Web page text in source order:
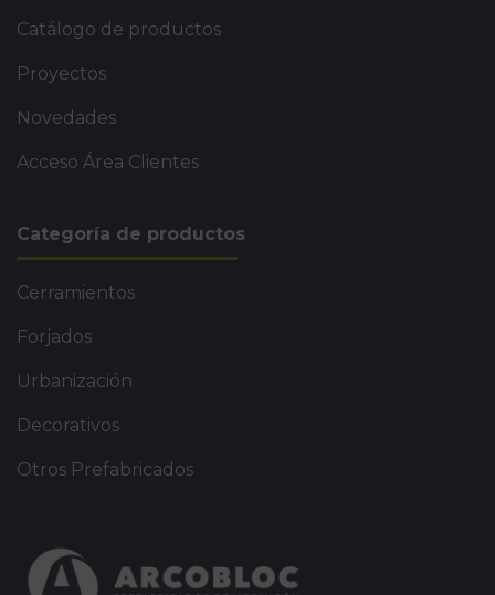
Catálogo de productos
Proyectos
Novedades
Acceso Área Clientes
Categoría de productos
Cerramientos
Forjados
Urbanización
Decorativos
Otros Prefabricados